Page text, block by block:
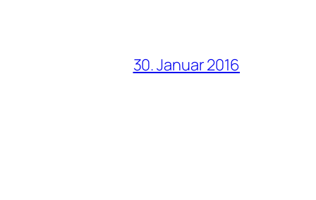
30. Januar 2016